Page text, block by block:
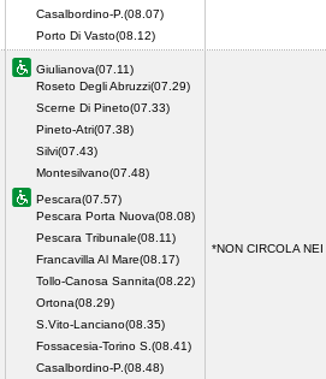
Casalbordino-P.(08.07)
Porto Di Vasto(08.12)
Giulianova(07.11)
Roseto Degli Abruzzi(07.29)
Scerne Di Pineto(07.33)
Pineto-Atri(07.38)
Silvi(07.43)
Montesilvano(07.48)
Pescara(07.57)
Pescara Porta Nuova(08.08)
Pescara Tribunale(08.11)
Francavilla Al Mare(08.17)
Tollo-Canosa Sannita(08.22)
Ortona(08.29)
S.Vito-Lanciano(08.35)
Fossacesia-Torino S.(08.41)
Casalbordino-P.(08.48)
*NON CIRCOLA